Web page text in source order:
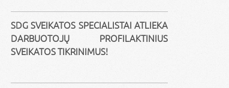
SDG SVEIKATOS SPECIALISTAI ATLIEKA
DARBUOTOJŲ PROFILAKTINIUS
SVEIKATOS TIKRINIMUS!